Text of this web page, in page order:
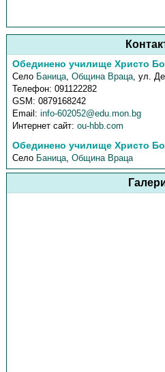
Обединено училище Христо
Село Баница,Община Враца,ул.
Телефон:091122282
GSM:0879168242
Email:info-602052@edu.mon.bg
Интернет сайт:ou-hbb.com
Обединено училище Христо
Село Баница,Община Враца